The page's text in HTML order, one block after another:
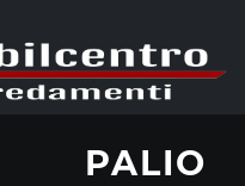
PALIO